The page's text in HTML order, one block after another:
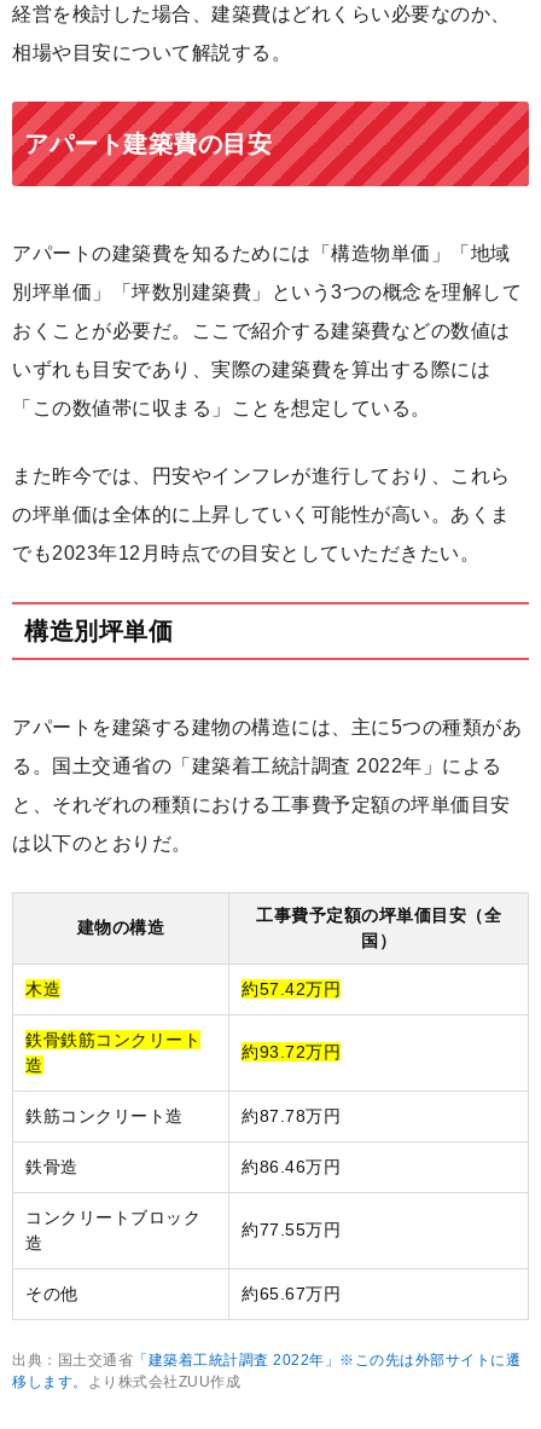
経営を検討した場合、建築費はどれくらい必要なのか、
相場や目安について解説する。
アパート建築費の目安
アパートの建築費を知るためには「構造物単価」「地域
別坪単価」「坪数別建築費」という3つの概念を理解して
おくことが必要だ。ここで紹介する建築費などの数値は
いずれも目安であり、実際の建築費を算出する際には
「この数値帯に収まる」ことを想定している。
また昨今では、円安やインフレが進行しており、これら
の坪単価は全体的に上昇していく可能性が高い。あくま
でも2023年12月時点での目安としていただきたい。
構造別坪単価
アパートを建築する建物の構造には、主に5つの種類があ
る。国土交通省の「建築着工統計調査 2022年」による
と、それぞれの種類における工事費予定額の坪単価目安
は以下のとおりだ。
建物の構造
工事費予定額の坪単価目安（全
国）
木造 約57.42万円
鉄骨鉄筋コンクリート
造
約93.72万円
鉄筋コンクリート造 約87.78万円
鉄骨造 約86.46万円
コンクリートブロック
造
約77.55万円
その他 約65.67万円
出典：国土交通省 「建築着工統計調査 2022年」※この先は外部サイトに遷
移します。
より株式会社ZUU作成